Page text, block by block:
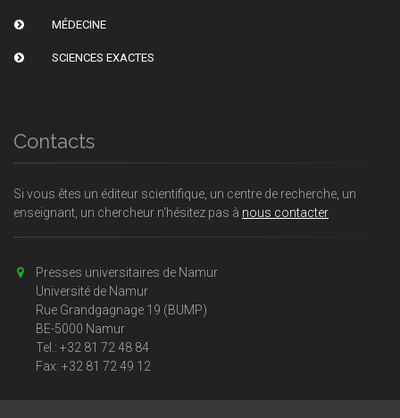
MÉDECINE
SCIENCES EXACTES
Contacts
Si vous êtes un éditeur scientifique, un centre de recherche, un
enseignant, un chercheur n'hésitez pas à nous contacter
Presses universitaires de Namur
Université de Namur
Rue Grandgagnage 19 (BUMP)
BE-5000 Namur
Tel.: +32 81 72 48 84
Fax: +32 81 72 49 12